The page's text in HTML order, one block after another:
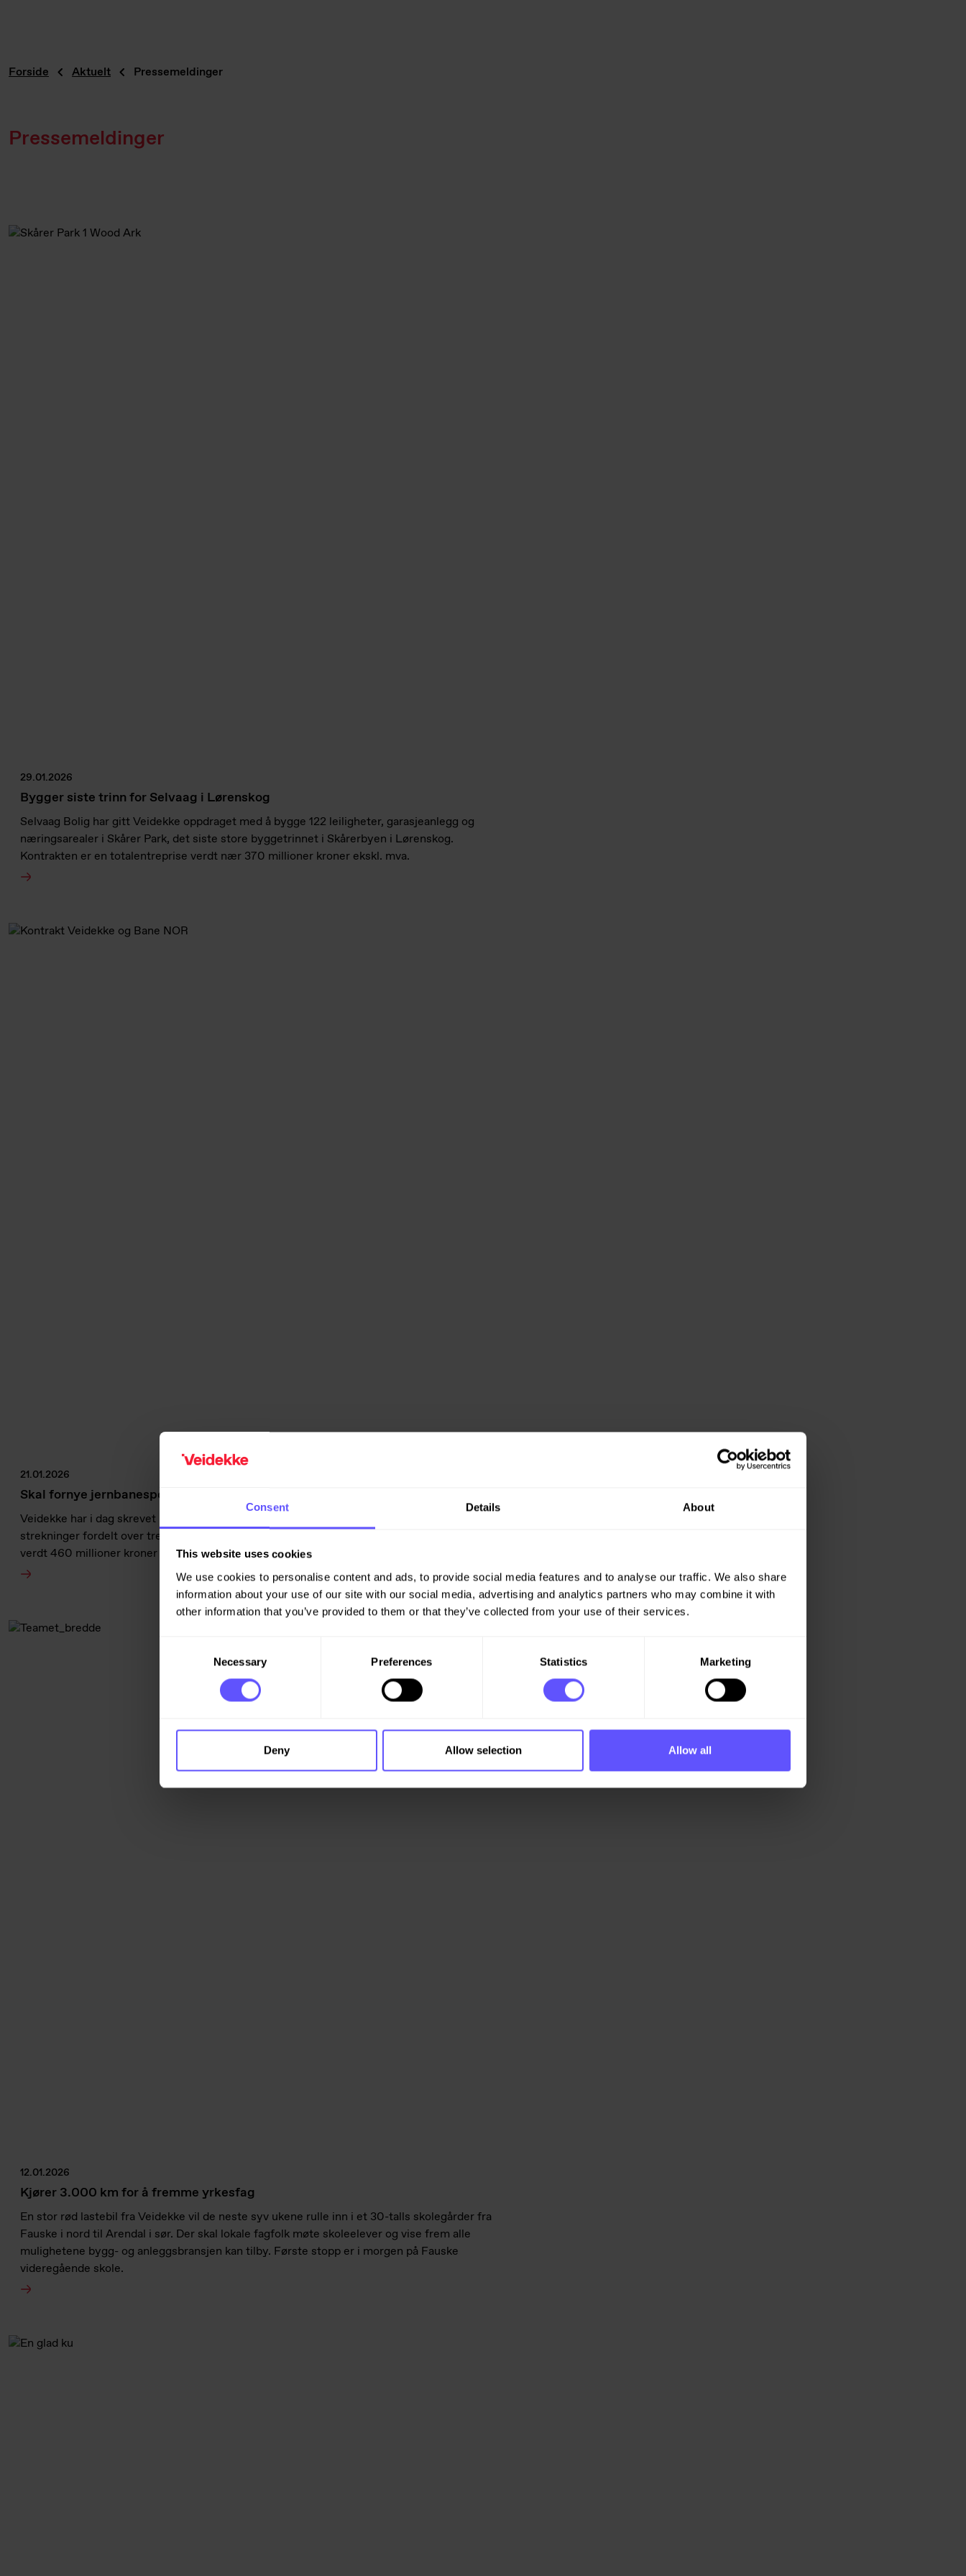
Consent Details About
This website uses cookies
We use cookies to personalise content and ads, to provide social media features and to analyse our traffic. We also share
information about your use of our site with our social media, advertising and analytics partners who may combine it with
other information that you’ve provided to them or that they’ve collected from your use of their services.
Necessary Preferences Statistics Marketing
Deny Allow selection Allow all
Forside Aktuelt Pressemeldinger
Pressemeldinger
29.01.2026
Bygger siste trinn for Selvaag i Lørenskog
Selvaag Bolig har gitt Veidekke oppdraget med å bygge 122 leiligheter, garasje­anlegg og
næringsarealer i Skårer Park, det siste store byggetrinnet i Skårerbyen i Lørenskog.
Kontrakten er en totalentreprise verdt nær 370 millioner kroner ekskl. mva.
21.01.2026
Skal fornye jernbanespor for Bane NOR
Veidekke har i dag skrevet kontrakt med Bane NOR om å utføre sporfornyelse på fem
strekninger fordelt over tre regioner på Østlandet. Kontrakten er en utførelses­entreprise
verdt 460 millioner kroner ekskl. mva. pluss opsjoner.
12.01.2026
Kjører 3.000 km for å fremme yrkesfag
En stor rød lastebil fra Veidekke vil de neste syv ukene rulle inn i et 30-talls skolegårder fra
Fauske i nord til Arendal i sør. Der skal lokale fagfolk møte skoleelever og vise frem alle
mulighetene bygg- og anleggsbransjen kan tilby. Første stopp er i morgen på Fauske
videregående skole.